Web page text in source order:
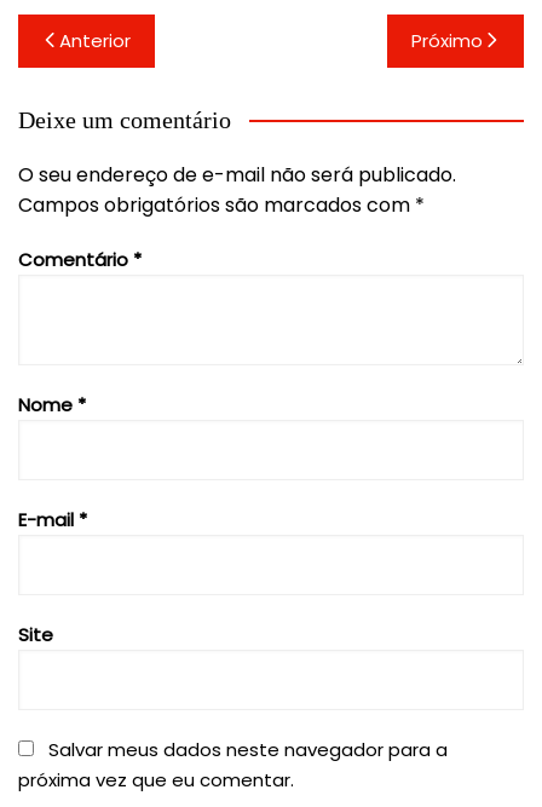
Navegação
de
Post
Anterior Próximo
Deixe um comentário
O seu endereço de e-mail não será publicado.
Campos obrigatórios são marcados com *
Comentário *
Nome *
E-mail *
Site
Salvar meus dados neste navegador para a
próxima vez que eu comentar.